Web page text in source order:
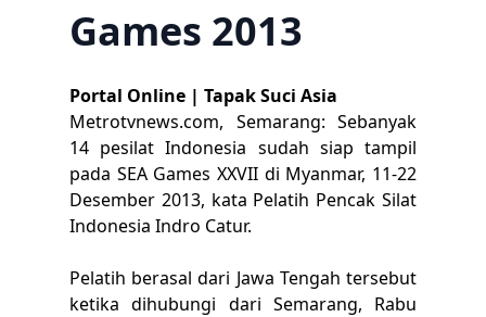
Games 2013
Portal Online | Tapak Suci Asia
Metrotvnews.com, Semarang: Sebanyak
14 pesilat Indonesia sudah siap tampil
pada SEA Games XXVII di Myanmar, 11-22
Desember 2013, kata Pelatih Pencak Silat
Indonesia Indro Catur.
Pelatih berasal dari Jawa Tengah tersebut
ketika dihubungi dari Semarang, Rabu